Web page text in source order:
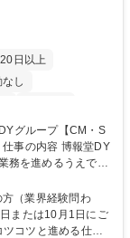
日以上
し
務を進めるうえで発
告の入稿サポー
ます。 ◆得意
理、確認 ◆広告出稿
の情報管理、不備確
（業界経験問わ
または10月1日にご